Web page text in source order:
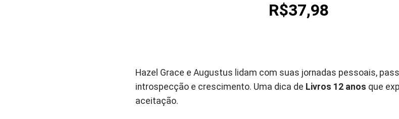
R$37,98
Hazel Grace e Augustus lidam com suas jornadas pessoais,
introspecção e crescimento. Uma dica de Livros 12 anos que
aceitação.